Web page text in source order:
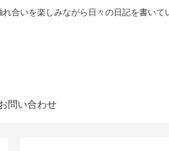
合いを楽しみながら日々の日記を書いて
問い合わせ